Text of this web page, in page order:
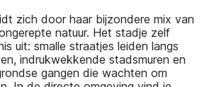
zich door haar bijzondere mix van
natuur. Het stadje zelf
uit: smalle straatjes leiden langs
indrukwekkende stadsmuren en
gangen die wachten om